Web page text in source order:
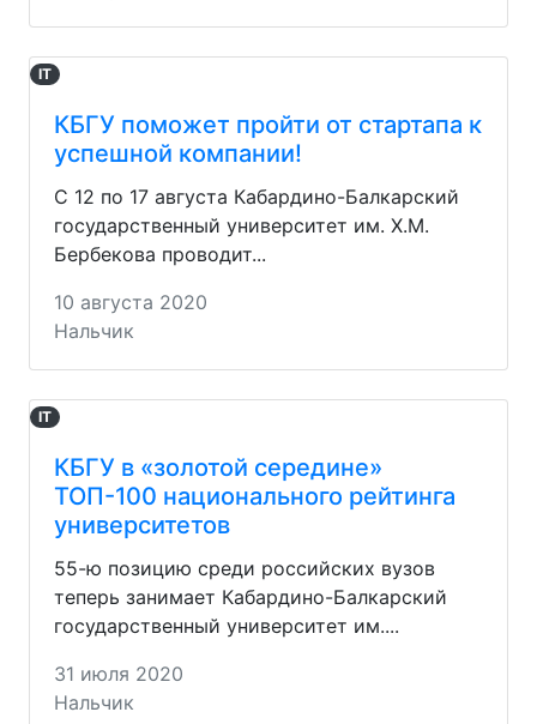
IT
КБГУ поможет пройти от стартапа к
успешной компании!
С 12 по 17 августа Кабардино-Балкарский
государственный университет им. Х.М.
Бербекова проводит...
10 августа 2020
Нальчик
IT
КБГУ в «золотой середине»
ТОП-100 национального рейтинга
университетов
55-ю позицию среди российских вузов
теперь занимает Кабардино-Балкарский
государственный университет им....
31 июля 2020
Нальчик